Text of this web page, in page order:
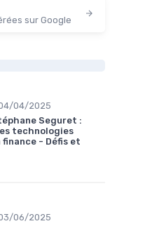
sur Google
04/2025
Seguret :
technologies
- Défis et
06/2025